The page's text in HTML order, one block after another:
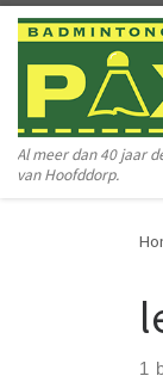
Ga naar inhoud
Al meer dan 40 jaar
van Hoofddorp.
1